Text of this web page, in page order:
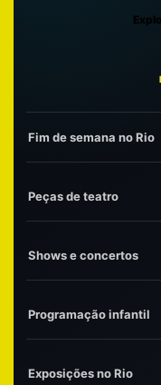
Fim de semana no Rio
Peças de teatro
Shows e concertos
Programação infantil
Exposições no Rio